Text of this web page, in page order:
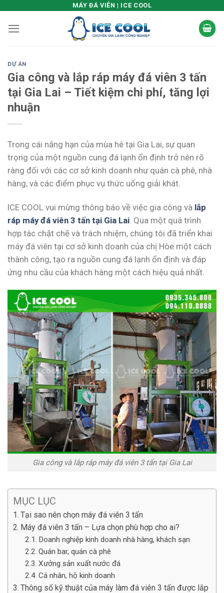
content
MÁY ĐÁ VIÊN | ICE COOL
DỰ ÁN
Gia công và lắp ráp máy đá viên 3 tấn
tại Gia Lai – Tiết kiệm chi phí, tăng lợi
nhuận
Trong cái nắng hạn của mùa hè tại Gia Lai, sự quan
trọng của một nguồn cung đá lạnh ổn định trở nên rõ
ràng đối với các cơ sở kinh doanh như quán cà phê, nhà
hàng, và các điểm phục vụ thức uống giải khát.
ICE COOL vui mừng thông báo về việc gia công và lắp
ráp máy đá viên 3 tấn tại Gia Lai. Qua một quá trình
hợp tác chặt chẽ và trách nhiệm, chúng tôi đã triển khai
máy đá viên tại cơ sở kinh doanh của chị Hòe một cách
thành công, tạo ra nguồn cung đá lạnh ổn định và đáp
ứng nhu cầu của khách hàng một cách hiệu quả nhất.
Gia công và lắp ráp máy đá viên 3 tấn tại Gia Lai
MỤC LỤC
Tại sao nên chọn máy đá viên 3 tấn
Máy đá viên 3 tấn – Lựa chọn phù hợp cho ai?
Doanh nghiệp kinh doanh nhà hàng, khách sạn
Quán bar, quán cà phê
Xưởng sản xuất nước đá
Cá nhân, hộ kinh doanh
Thông số kỹ thuật của máy làm đá viên 3 tấn được lắp